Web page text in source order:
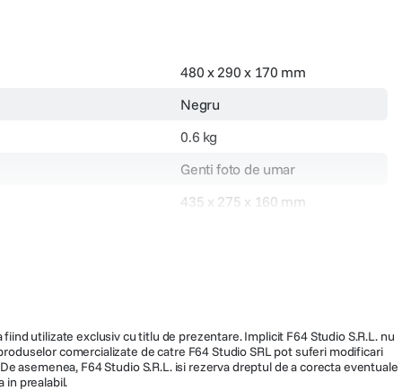
480 x 290 x 170 mm
Negru
0.6 kg
Genti foto de umar
435 x 275 x 160 mm
utilizate exclusiv cu titlu de prezentare. Implicit F64 Studio S.R.L. nu
comercializate de catre F64 Studio SRL pot suferi modificari
F64 Studio S.R.L. isi rezerva dreptul de a corecta eventuale
in prealabil.